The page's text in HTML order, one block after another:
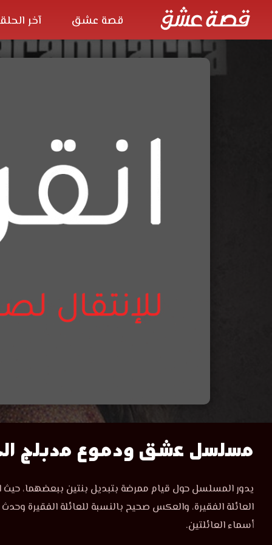
قصة عشق آخر
مشاهدة
مسلسل
عشق
مسلسل عشق ودموع مدبلج
مسلسل
عشق
ودموع
الحلقة
يدور المسلسل حول قيام ممرضة بتبديل بنتين ببعضهما، حيث
العائلة الفقيرة، والعكس صحيح بالنسبة للعائلة الفقيرة
أسماء العائلتين.